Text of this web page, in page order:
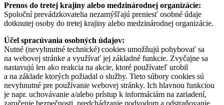
Prenos do tretej krajiny alebo medzinárodnej organizácie:
Spoloční prevádzkovatelia nezamýšľajú preniesť osobné údaje
dotknutej osoby do tretej krajiny alebo medzinárodnej organizácie.
Účel spracúvania osobných údajov:
Nutné (nevyhnutné technické) cookies umožňujú pohybovať sa
na webovej stránke a využívať jej základné funkcie. Zvyčajne sa
nastavujú len ako reakcia na akcie, ktoré používateľ urobil
a na základe ktorých požiadal o služby. Tieto súbory cookies sú
nevyhnutné pre používanie webovej stránky. Ich hlavnou funkciou
je napr. uchovávanie a/alebo prístup k informáciám na zariadení,
zaručenie bezpečnosti, predchádzanie podvodom a odstraňovanie